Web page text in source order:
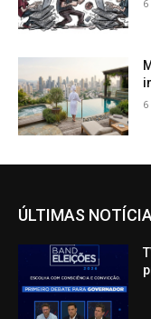
ÚLTIMAS